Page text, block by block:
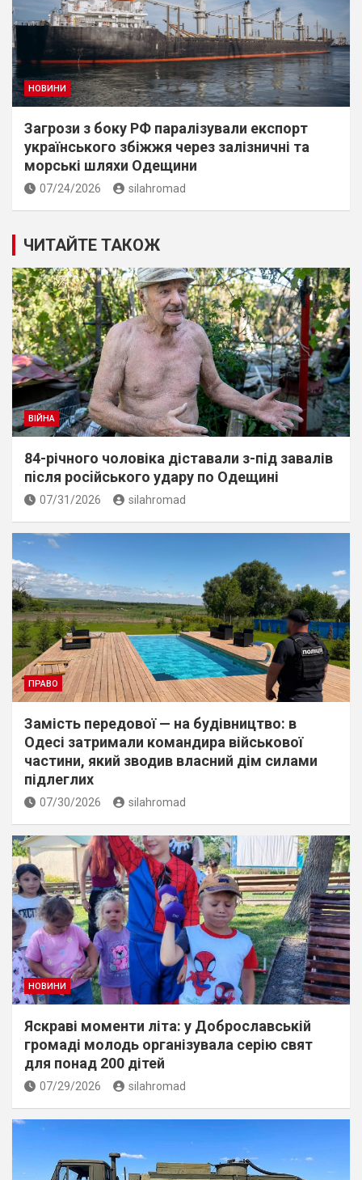
НОВИНИ
Загрози з боку РФ паралізували експорт
українського збіжжя через залізничні та
морські шляхи Одещини
07/24/2026 silahromad
ЧИТАЙТЕ ТАКОЖ
ВІЙНА
84-річного чоловіка діставали з-під завалів
пiсля росiйського удару по Одещині
07/31/2026 silahromad
ПРАВО
Замість передової — на будівництво: в
Одесі затримали командира військової
частини, який зводив власний дім силами
підлеглих
07/30/2026 silahromad
НОВИНИ
Яскраві моменти літа: у Доброславській
громаді молодь організувала серію свят
для понад 200 дітей
07/29/2026 silahromad